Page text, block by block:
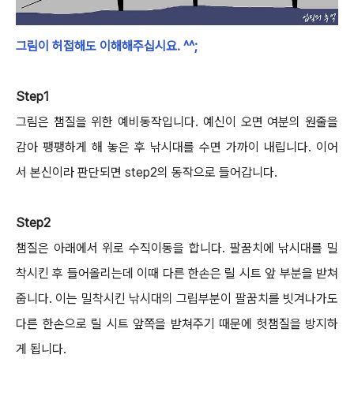
그림이 허접해도 이해해주십시요. ^^;
Step1
그림은 챔질을 위한 예비동작입니다. 예신이 오면 여분의 원줄을
감아 팽팽하게 해 놓은 후 낚시대를 수면 가까이 내립니다. 이어
서 본신이라 판단되면 step2의 동작으로 들어갑니다.
Step2
챔질은 아래에서 위로 수직이동을 합니다. 팔꿈치에 낚시대를 밀
착시킨 후 들어올리는데 이때 다른 한손은 릴 시트 앞 부분을 받쳐
줍니다. 이는 밀착시킨 낚시대의 그립부분이 팔꿈치를 빗겨나가도
다른 한손으로 릴 시트 앞쪽을 받쳐주기 때문에 헛챔질을 방지하
게 됩니다.